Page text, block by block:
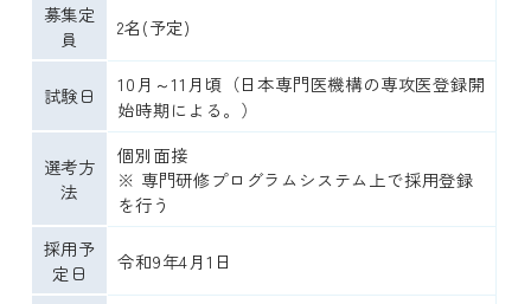
募集定
員
2名(予定)
試験日
10月～11月頃（日本専門医機構の専攻医登録開
始時期による。）
選考方
法
個別面接
※ 専門研修プログラムシステム上で採用登録
を行う
採用予
定日
令和9年4月1日